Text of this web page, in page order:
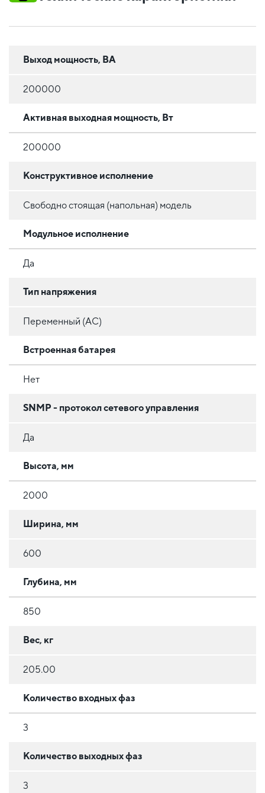
Выход мощность, ВА
200000
Активная выходная мощность, Вт
200000
Конструктивное исполнение
Свободно стоящая (напольная) модель
Модульное исполнение
Да
Тип напряжения
Переменный (AC)
Встроенная батарея
Нет
SNMP - протокол сетевого управления
Да
Высота, мм
2000
Ширина, мм
600
Глубина, мм
850
Вес, кг
205.00
Количество входных фаз
3
Количество выходных фаз
3